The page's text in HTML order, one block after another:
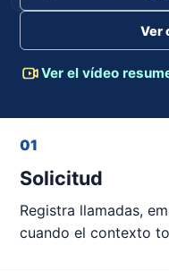
Ver
Ver el vídeo
01
Solicitud
Registra llamadas,
cuando el contexto